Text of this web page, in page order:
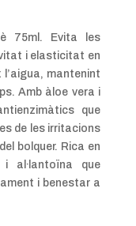
75ml. Evita les
i elasticitat en
l’aigua, mantenint
Amb àloe vera i
que
de les irritacions
bolquer. Rica en
al·lantoïna que
i benestar a